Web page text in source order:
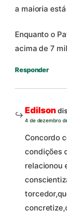
a maioria
Enquanto o
acima de 7
Responder
Edilson
4 de dezembro
Concordo
condições
relacionou